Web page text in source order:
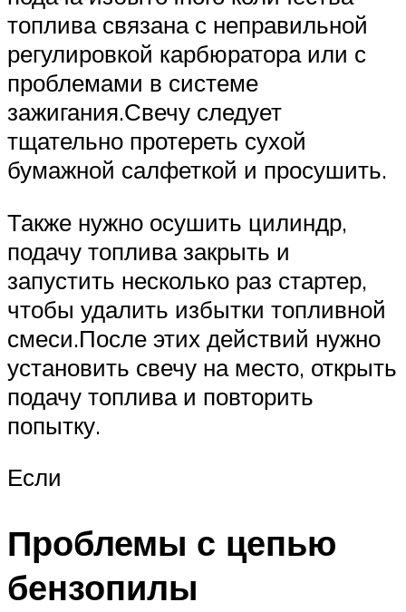
топлива связана с неправильной
регулировкой карбюратора или с
проблемами в системе
зажигания.Свечу следует
тщательно протереть сухой
бумажной салфеткой и просушить.
Также нужно осушить цилиндр,
подачу топлива закрыть и
запустить несколько раз стартер,
чтобы удалить избытки топливной
смеси.После этих действий нужно
установить свечу на место, открыть
подачу топлива и повторить
попытку.
Если
Проблемы с цепью
бензопилы